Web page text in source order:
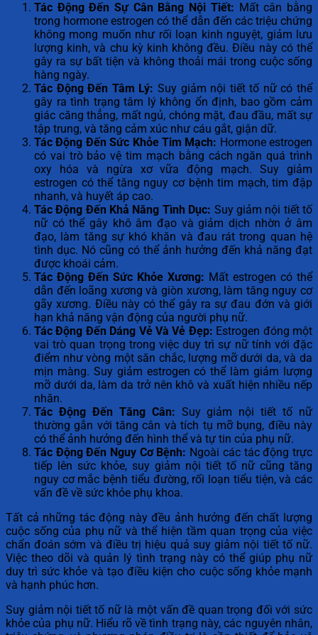
Tác Động Đến Sự Cân Bằng Nội Tiết: Mất cân bằng
trong hormone estrogen có thể dẫn đến các triệu chứng
không mong muốn như rối loạn kinh nguyệt, giảm lưu
lượng kinh, và chu kỳ kinh không đều. Điều này có thể
gây ra sự bất tiện và không thoải mái trong cuộc sống
hàng ngày.
Tác Động Đến Tâm Lý: Suy giảm nội tiết tố nữ có thể
gây ra tình trạng tâm lý không ổn định, bao gồm cảm
giác căng thẳng, mất ngủ, chóng mặt, đau đầu, mất sự
tập trung, và tăng cảm xúc như cáu gắt, giận dữ.
Tác Động Đến Sức Khỏe Tim Mạch: Hormone estrogen
có vai trò bảo vệ tim mạch bằng cách ngăn quá trình
oxy hóa và ngừa xơ vữa động mạch. Suy giảm
estrogen có thể tăng nguy cơ bệnh tim mạch, tim đập
nhanh, và huyết áp cao.
Tác Động Đến Khả Năng Tình Dục: Suy giảm nội tiết tố
nữ có thể gây khô âm đạo và giảm dịch nhờn ở âm
đạo, làm tăng sự khó khăn và đau rát trong quan hệ
tình dục. Nó cũng có thể ảnh hưởng đến khả năng đạt
được khoái cảm.
Tác Động Đến Sức Khỏe Xương: Mất estrogen có thể
dẫn đến loãng xương và giòn xương, làm tăng nguy cơ
gãy xương. Điều này có thể gây ra sự đau đớn và giới
hạn khả năng vận động của người phụ nữ.
Tác Động Đến Dáng Vẻ Và Vẻ Đẹp: Estrogen đóng một
vai trò quan trọng trong việc duy trì sự nữ tính với đặc
điểm như vòng một săn chắc, lượng mỡ dưới da, và da
mịn màng. Suy giảm estrogen có thể làm giảm lượng
mỡ dưới da, làm da trở nên khô và xuất hiện nhiều nếp
nhăn.
Tác Động Đến Tăng Cân: Suy giảm nội tiết tố nữ
thường gắn với tăng cân và tích tụ mỡ bụng, điều này
có thể ảnh hưởng đến hình thể và tự tin của phụ nữ.
Tác Động Đến Nguy Cơ Bệnh: Ngoài các tác động trực
tiếp lên sức khỏe, suy giảm nội tiết tố nữ cũng tăng
nguy cơ mắc bệnh tiểu đường, rối loạn tiểu tiện, và các
vấn đề về sức khỏe phụ khoa.
Tất cả những tác động này đều ảnh hưởng đến chất lượng
cuộc sống của phụ nữ và thể hiện tầm quan trọng của việc
chẩn đoán sớm và điều trị hiệu quả suy giảm nội tiết tố nữ.
Việc theo dõi và quản lý tình trạng này có thể giúp phụ nữ
duy trì sức khỏe và tạo điều kiện cho cuộc sống khỏe mạnh
và hạnh phúc hơn.
Suy giảm nội tiết tố nữ là một vấn đề quan trọng đối với sức
khỏe của phụ nữ. Hiểu rõ về tình trạng này, các nguyên nhân,